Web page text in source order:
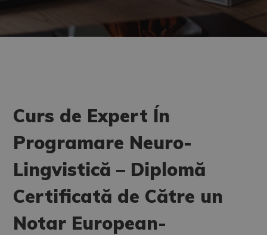
Curs de Expert Ín
Programare Neuro-
Lingvistică – Diplomă
Certificată de Către un
Notar European-